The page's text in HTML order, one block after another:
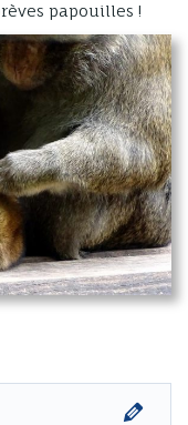
papouilles !